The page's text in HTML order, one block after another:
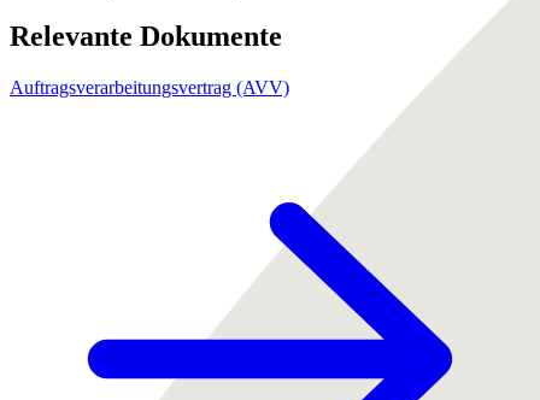
Relevante Dokumente
Auftragsverarbeitungsvertrag (AVV)